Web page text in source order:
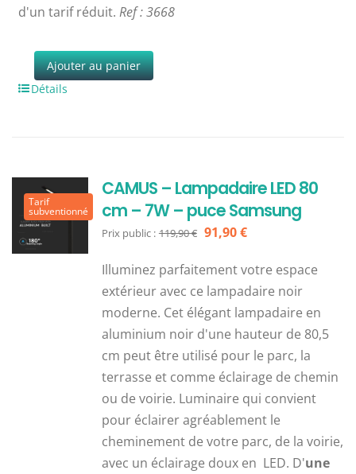
d'un tarif réduit.Ref : 3668
Ajouter au panier
Détails
Tarif
subventionné
CAMUS – Lampadaire LED 80
cm – 7W – puce Samsung
Prix public : 119,90€ Le
initial
était :
119,90 €.
91,90€Le
actuel
est :
91,90 €.
Illuminez parfaitement votre espace
extérieur avec ce lampadaire noir
moderne. Cet élégant lampadaire en
aluminium noir d'une hauteur de 80,5
cm peut être utilisé pour le parc, la
terrasse et comme éclairage de chemin
ou de voirie. Luminaire qui convient
pour éclairer agréablement le
cheminement de votre parc, de la voirie,
avec un éclairage doux en LED. D'une